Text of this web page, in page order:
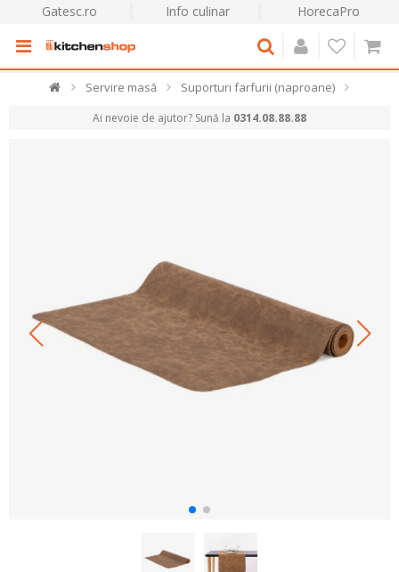
Gatesc.ro Info culinar HorecaPro
Servire masă Suporturi farfurii (naproane)
Ai nevoie de ajutor? Sună la 0314.08.88.88